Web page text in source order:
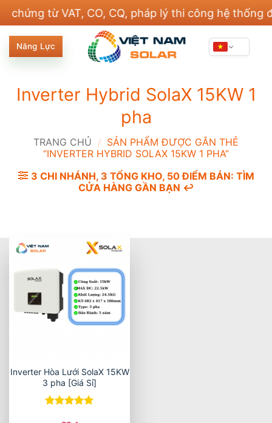
nội
dung
từ VAT, CO, CQ, pháp lý thi công hệ thống điện
Năng Lực
Inverter Hybrid SolaX 15KW 1
pha
TRANG CHỦ / SẢN PHẨM ĐƯỢC GẮN THẺ
“INVERTER HYBRID SOLAX 15KW 1 PHA”
3 CHI NHÁNH, 3 TỔNG KHO, 50 ĐIỂM BÁN: TÌM
CỬA HÀNG GẦN BẠN ↩️
Inverter Hòa Lưới SolaX 15KW
3 pha [Giá Sỉ]